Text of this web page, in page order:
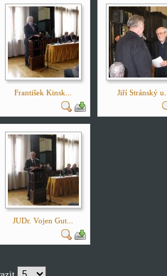
František Kinsk... Jiří Stránský u...
JUDr. Vojen Gut...